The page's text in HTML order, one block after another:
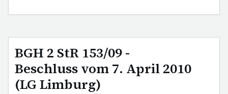
BGH 2 StR 153/09 -
Beschluss vom 7. April 2010
(LG Limburg)